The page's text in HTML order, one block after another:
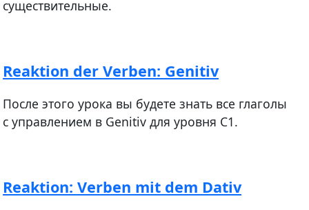
существительные.
Reaktion der Verben: Genitiv
После этого урока вы будете знать все глаголы
с управлением в Genitiv для уровня С1.
Reaktion: Verben mit dem Dativ